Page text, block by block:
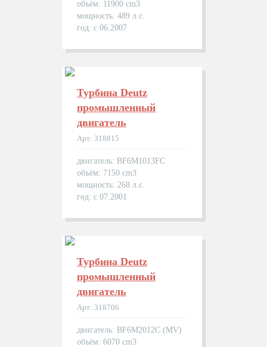
объём: 11900 cm3
мощность: 489 л.с.
год: с 06.2007
Турбина Deutz
промышленный
двигатель
Арт: 318815
двигатель: BF6M1013FC
объём: 7150 cm3
мощность: 268 л.с.
год: с 07.2001
Турбина Deutz
промышленный
двигатель
Арт: 318706
двигатель: BF6M2012C (MV)
объём: 6070 cm3